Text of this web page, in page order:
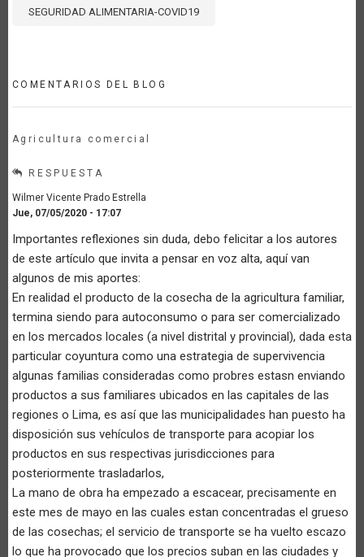
SEGURIDAD ALIMENTARIA-COVID19
COMENTARIOS DEL BLOG
Agricultura comercial
RESPUESTA
Wilmer Vicente Prado Estrella
Jue, 07/05/2020 - 17:07
Importantes reflexiones sin duda, debo felicitar a los autores
de este artículo que invita a pensar en voz alta, aquí van
algunos de mis aportes:
En realidad el producto de la cosecha de la agricultura familiar,
termina siendo para autoconsumo o para ser comercializado
en los mercados locales (a nivel distrital y provincial), dada esta
particular coyuntura como una estrategia de supervivencia
algunas familias consideradas como probres estasn enviando
productos a sus familiares ubicados en las capitales de las
regiones o Lima, es así que las municipalidades han puesto ha
disposición sus vehículos de transporte para acopiar los
productos en sus respectivas jurisdicciones para
posteriormente trasladarlos,
La mano de obra ha empezado a escacear, precisamente en
este mes de mayo en las cuales estan concentradas el grueso
de las cosechas; el servicio de transporte se ha vuelto escazo
lo que ha provocado que los precios suban en las ciudades y